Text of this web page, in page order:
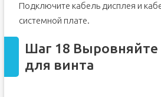
Подключите кабель дисплея и
системной плате.
Шаг 18 Выровняйте
для винта